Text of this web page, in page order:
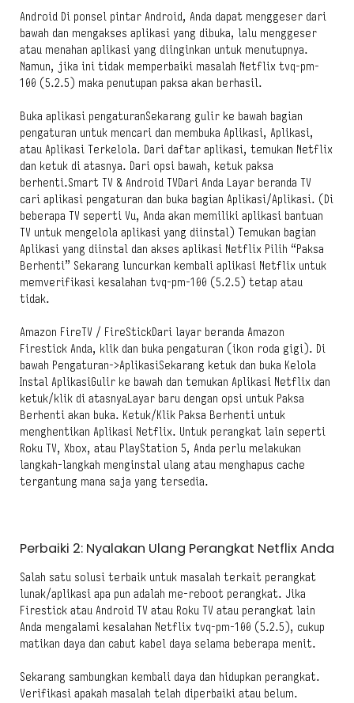
Android Di ponsel pintar Android, Anda dapat menggeser dari
bawah dan mengakses aplikasi yang dibuka, lalu menggeser
atau menahan aplikasi yang diinginkan untuk menutupnya.
Namun, jika ini tidak memperbaiki masalah Netflix tvq-pm-
100 (5.2.5) maka penutupan paksa akan berhasil.
Buka aplikasi pengaturanSekarang gulir ke bawah bagian
pengaturan untuk mencari dan membuka Aplikasi, Aplikasi,
atau Aplikasi Terkelola. Dari daftar aplikasi, temukan Netflix
dan ketuk di atasnya. Dari opsi bawah, ketuk paksa
berhenti.Smart TV & Android TVDari Anda Layar beranda TV
cari aplikasi pengaturan dan buka bagian Aplikasi/Aplikasi. (Di
beberapa TV seperti Vu, Anda akan memiliki aplikasi bantuan
TV untuk mengelola aplikasi yang diinstal) Temukan bagian
Aplikasi yang diinstal dan akses aplikasi Netflix Pilih “Paksa
Berhenti” Sekarang luncurkan kembali aplikasi Netflix untuk
memverifikasi kesalahan tvq-pm-100 (5.2.5) tetap atau
tidak.
Amazon FireTV / FireStickDari layar beranda Amazon
Firestick Anda, klik dan buka pengaturan (ikon roda gigi). Di
bawah Pengaturan->AplikasiSekarang ketuk dan buka Kelola
Instal AplikasiGulir ke bawah dan temukan Aplikasi Netflix dan
ketuk/klik di atasnyaLayar baru dengan opsi untuk Paksa
Berhenti akan buka. Ketuk/Klik Paksa Berhenti untuk
menghentikan Aplikasi Netflix. Untuk perangkat lain seperti
Roku TV, Xbox, atau PlayStation 5, Anda perlu melakukan
langkah-langkah menginstal ulang atau menghapus cache
tergantung mana saja yang tersedia.
Perbaiki 2: Nyalakan Ulang Perangkat Netflix Anda
Salah satu solusi terbaik untuk masalah terkait perangkat
lunak/aplikasi apa pun adalah me-reboot perangkat. Jika
Firestick atau Android TV atau Roku TV atau perangkat lain
Anda mengalami kesalahan Netflix tvq-pm-100 (5.2.5), cukup
matikan daya dan cabut kabel daya selama beberapa menit.
Sekarang sambungkan kembali daya dan hidupkan perangkat.
Verifikasi apakah masalah telah diperbaiki atau belum.